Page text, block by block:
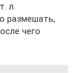
л.
размешать,
чего